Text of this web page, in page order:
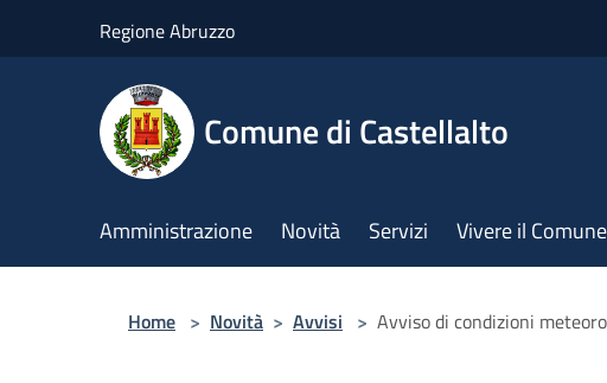
Regione Abruzzo
Comune di Castellalto
Amministrazione Novità Servizi Vivere il Comune
Home > Novità > Avvisi > Avviso di condizioni